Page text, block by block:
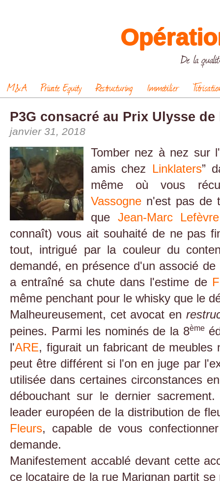
De la
M&A Private Equity Restructuring Immobilier
P3G consacré au Prix Ulysse de
janvier 31, 2018
Tomber nez à nez sur
amis chez Linklaters”
même où vous
Vassogne n'est pas de
que Jean-Marc Lefèvre
connaît) vous ait souhaité de ne pas
tout, intrigué par la couleur du
demandé, en présence d'un associé de
a entraîné sa chute dans l'estime de
même penchant pour le whisky que le
Malheureusement, cet avocat en
peines. Parmi les nominés de la 8ème
l'ARE, figurait un fabricant de meubles
peut être différent si l'on en juge par
utilisée dans certaines circonstances
débouchant sur le dernier
leader européen de la distribution de
Fleurs, capable de vous
demande.
Manifestement accablé devant cette
ce locataire de la rue Marignan partit